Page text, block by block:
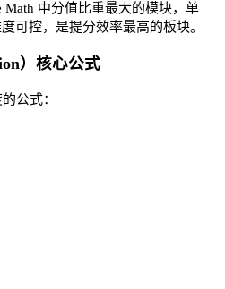
Math 中分值比重最大的模块，单
可控，是提分效率最高的板块。
）核心公式
公式：